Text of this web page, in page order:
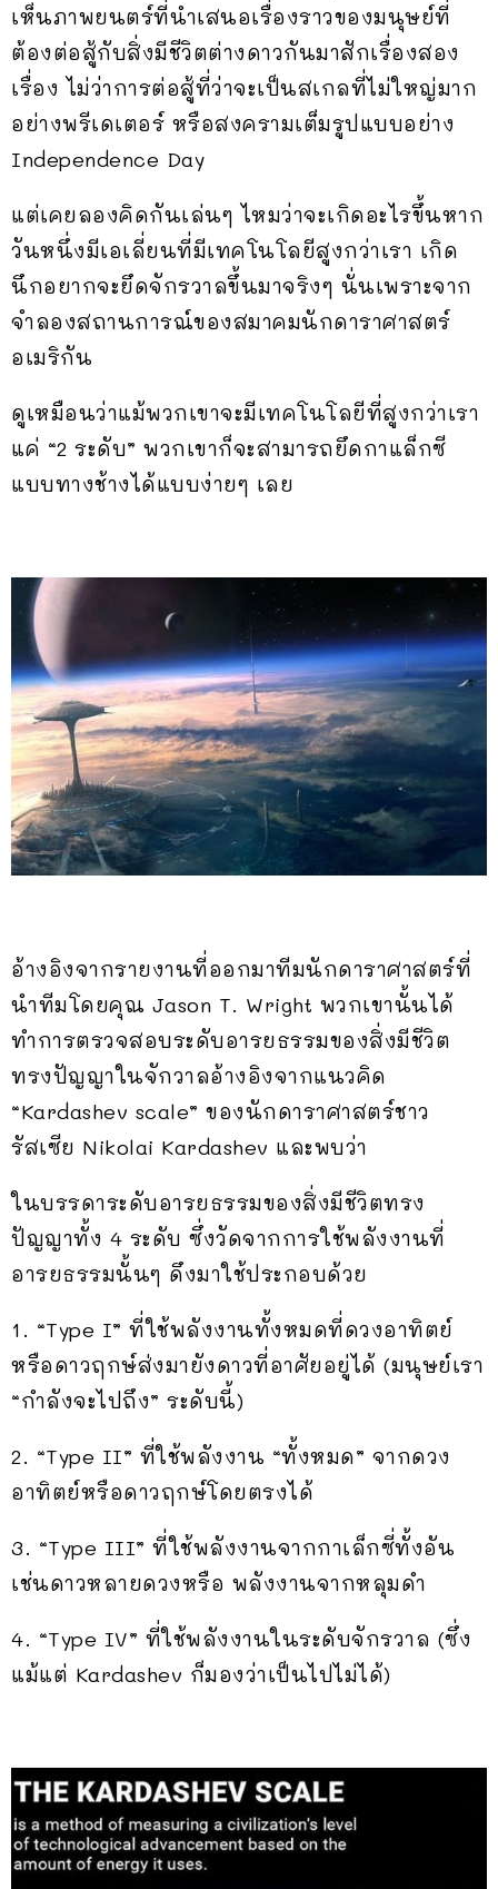
เห็นภาพยนตร์ที่นำเสนอเรื่องราวของมนุษย์ที่
ต้องต่อสู้กับสิ่งมีชีวิตต่างดาวกันมาสักเรื่องสอง
เรื่อง ไม่ว่าการต่อสู้ที่ว่าจะเป็นสเกลที่ไม่ใหญ่มาก
อย่างพรีเดเตอร์ หรือสงครามเต็มรูปแบบอย่าง
Independence Day
แต่เคยลองคิดกันเล่นๆ ไหมว่าจะเกิดอะไรขึ้นหาก
วันหนึ่งมีเอเลี่ยนที่มีเทคโนโลยีสูงกว่าเรา เกิด
นึกอยากจะยึดจักรวาลขึ้นมาจริงๆ นั่นเพราะจาก
จำลองสถานการณ์ของสมาคมนักดาราศาสตร์
อเมริกัน
ดูเหมือนว่าแม้พวกเขาจะมีเทคโนโลยีที่สูงกว่าเรา
แค่ “2 ระดับ” พวกเขาก็จะสามารถยึดกาแล็กซี
แบบทางช้างได้แบบง่ายๆ เลย
อ้างอิงจากรายงานที่ออกมาทีมนักดาราศาสตร์ที่
นำทีมโดยคุณ Jason T. Wright พวกเขานั้นได้
ทำการตรวจสอบระดับอารยธรรมของสิ่งมีชีวิต
ทรงปัญญาในจักวาลอ้างอิงจากแนวคิด
“Kardashev scale” ของนักดาราศาสตร์ชาว
รัสเซีย Nikolai Kardashev และพบว่า
ในบรรดาระดับอารยธรรมของสิ่งมีชีวิตทรง
ปัญญาทั้ง 4 ระดับ ซึ่งวัดจากการใช้พลังงานที่
อารยธรรมนั้นๆ ดึงมาใช้ประกอบด้วย
1. “Type I” ที่ใช้พลังงานทั้งหมดที่ดวงอาทิตย์
หรือดาวฤกษ์ส่งมายังดาวที่อาศัยอยู่ได้ (มนุษย์เรา
“กำลังจะไปถึง” ระดับนี้)
2. “Type II” ที่ใช้พลังงาน “ทั้งหมด” จากดวง
อาทิตย์หรือดาวฤกษ์โดยตรงได้
3. “Type III” ที่ใช้พลังงานจากกาเล็กซี่ทั้งอัน
เช่นดาวหลายดวงหรือ พลังงานจากหลุมดำ
4. “Type IV” ที่ใช้พลังงานในระดับจักรวาล (ซึ่ง
แม้แต่ Kardashev ก็มองว่าเป็นไปไม่ได้)